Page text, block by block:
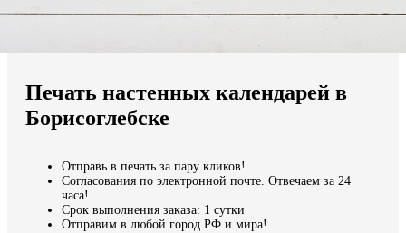
Мы доставляем по всему миру
Продолжить без города
Печать настенных календарей в
Борисоглебске
Отправь в печать за пару кликов!
Согласования по электронной почте. Отвечаем за 24
часа!
Срок выполнения заказа: 1 сутки
Отправим в любой город РФ и мира!